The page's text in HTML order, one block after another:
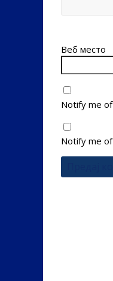
Веб место
Notify me
Notify me